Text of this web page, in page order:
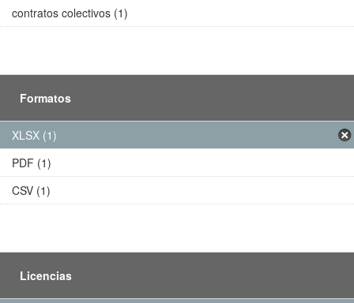
contratos colectivos (1)
Formatos
XLSX (1)
PDF (1)
CSV (1)
Licencias